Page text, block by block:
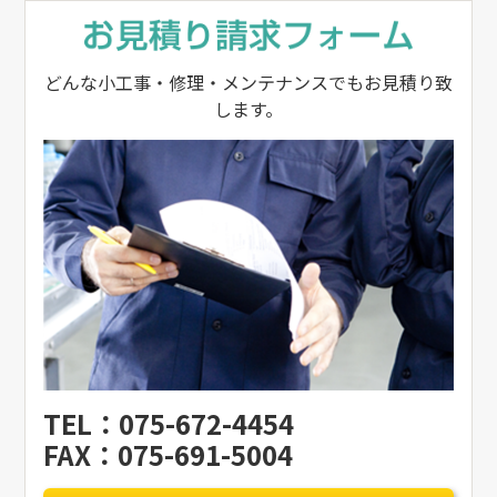
どんな小工事・修理・メンテナンスでもお見積り致
します。
TEL：075-672-4454
FAX：075-691-5004